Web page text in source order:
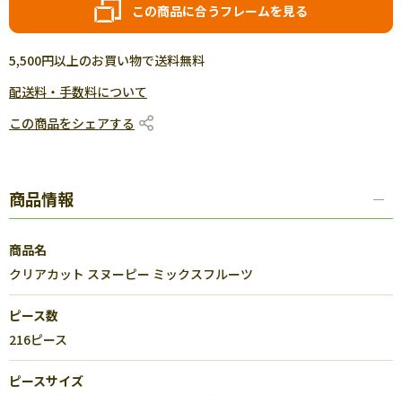
この商品に合うフレームを見る
5,500円以上のお買い物で送料無料
配送料・手数料について
この商品をシェアする
商品情報
商品名
クリアカット スヌーピー ミックスフルーツ
ピース数
216ピース
ピースサイズ